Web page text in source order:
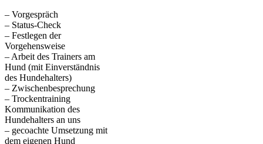
– Vorgespräch
– Status-Check
– Festlegen der
Vorgehensweise
– Arbeit des Trainers am
Hund (mit Einverständnis
des Hundehalters)
– Zwischenbesprechung
– Trockentraining
Kommunikation des
Hundehalters an uns
– gecoachte Umsetzung mit
dem eigenen Hund